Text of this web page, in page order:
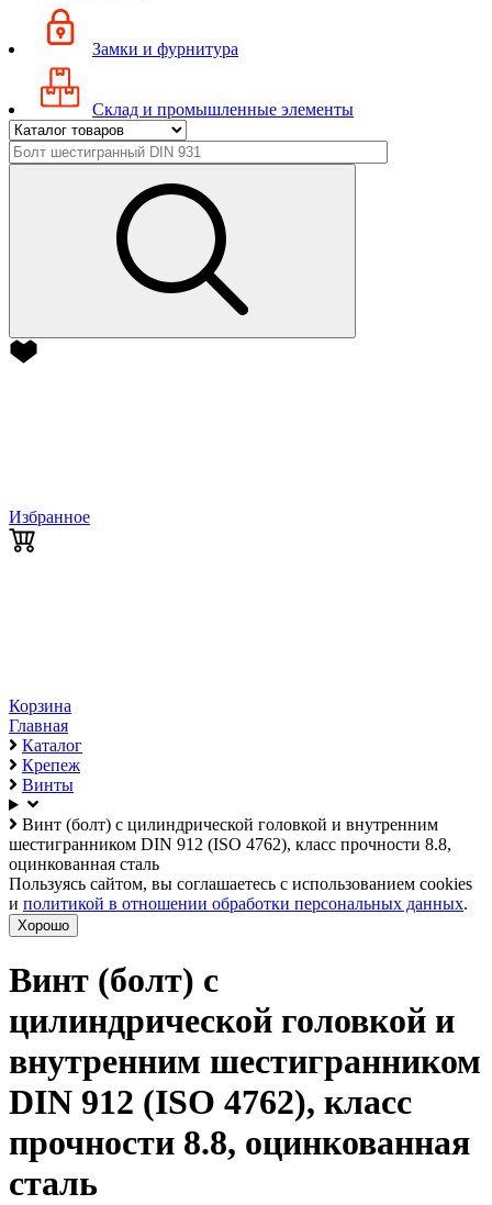
Замки и фурнитура
Склад и промышленные элементы
Избранное
Корзина
Главная
Каталог
Крепеж
Винты
Винт (болт) с цилиндрической головкой и внутренним
шестигранником DIN 912 (ISO 4762), класс прочности 8.8,
оцинкованная сталь
Пользуясь сайтом, вы соглашаетесь с использованием cookies
и политикой в отношении обработки персональных данных.
Хорошо
Винт (болт) с
цилиндрической головкой и
внутренним шестигранником
DIN 912 (ISO 4762), класс
прочности 8.8, оцинкованная
сталь